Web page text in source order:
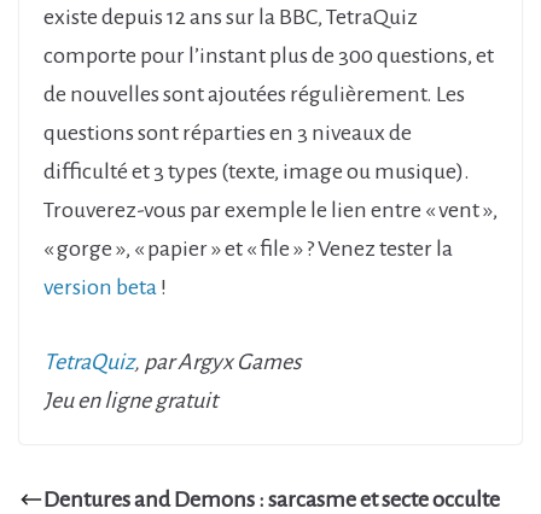
existe depuis 12 ans sur la BBC, TetraQuiz
comporte pour l’instant plus de 300 questions, et
de nouvelles sont ajoutées régulièrement. Les
questions sont réparties en 3 niveaux de
difficulté et 3 types (texte, image ou musique).
Trouverez-vous par exemple le lien entre « vent »,
« gorge », « papier » et « file » ? Venez tester la
version beta !
TetraQuiz, par Argyx Games
Jeu en ligne gratuit
Dentures and Demons : sarcasme et secte occulte